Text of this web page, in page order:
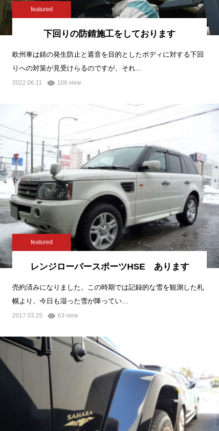
featured
下回りの防錆施工をしております
欧州車は錆の発生防止と遮音を目的としたボディに対する下回
りへの対策が見受けらるのですが、それ…
2022.06.11 106 view
featured
レンジローバースポーツHSE あります
売約済みになりました。この時期では記録的な雪を観測した札
幌より、今日も湿った雪が降ってい…
2017.03.25 63 view